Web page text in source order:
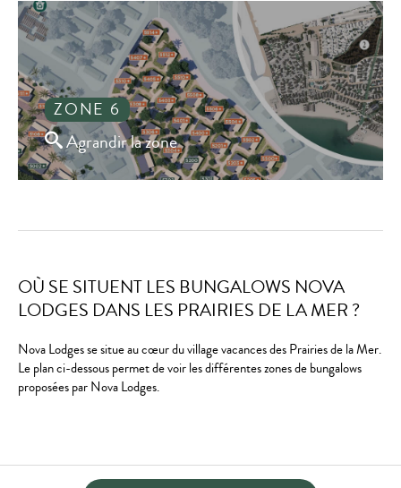
ZONE 6
Agrandir la zone
OÙ SE SITUENT LES BUNGALOWS NOVA
LODGES DANS LES PRAIRIES DE LA MER ?
Nova Lodges se situe au cœur du village vacances des Prairies de la Mer.
Le plan ci-dessous permet de voir les différentes zones de bungalows
proposées par Nova Lodges.